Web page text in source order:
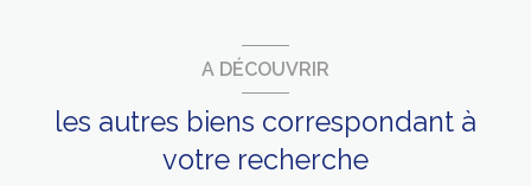
A DÉCOUVRIR
les autres biens correspondant à
votre recherche